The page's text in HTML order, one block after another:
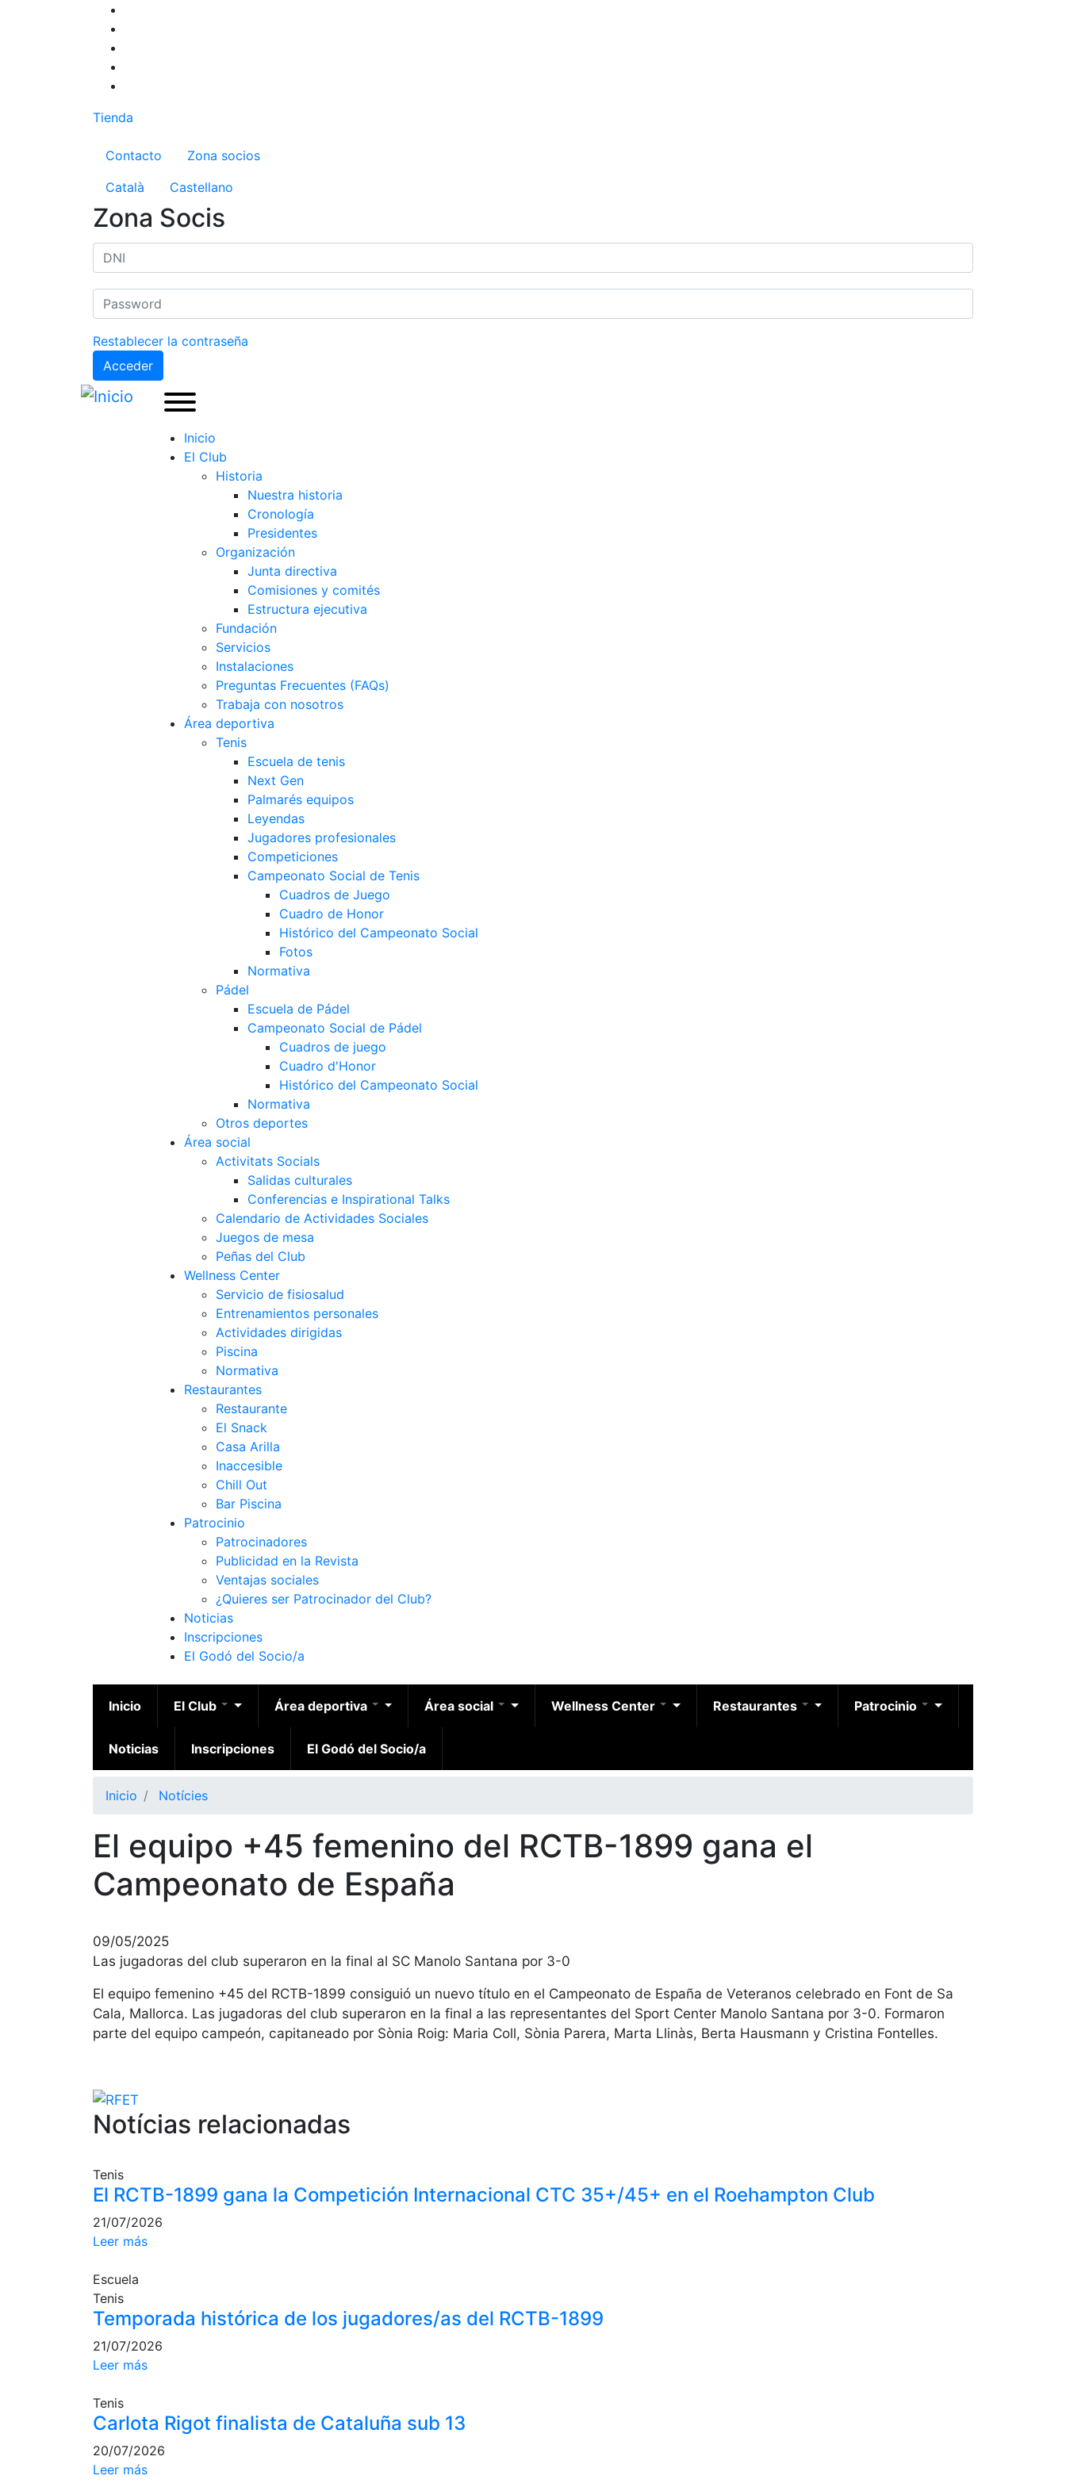
Tienda
Menú del compte d'usuari
Contacto
Zona socios
Català
Castellano
Zona Socis
Restablecer la contraseña
Acceder
Inicio
El Club
Historia
Nuestra historia
Cronología
Presidentes
Organización
Junta directiva
Comisiones y comités
Estructura ejecutiva
Fundación
Servicios
Instalaciones
Preguntas Frecuentes (FAQs)
Trabaja con nosotros
Área deportiva
Tenis
Escuela de tenis
Next Gen
Palmarés equipos
Leyendas
Jugadores profesionales
Competiciones
Campeonato Social de Tenis
Cuadros de Juego
Cuadro de Honor
Histórico del Campeonato Social
Fotos
Normativa
Pádel
Escuela de Pádel
Campeonato Social de Pádel
Cuadros de juego
Cuadro d'Honor
Histórico del Campeonato Social
Normativa
Otros deportes
Área social
Activitats Socials
Salidas culturales
Conferencias e Inspirational Talks
Calendario de Actividades Sociales
Juegos de mesa
Peñas del Club
Wellness Center
Servicio de fisiosalud
Entrenamientos personales
Actividades dirigidas
Piscina
Normativa
Restaurantes
Restaurante
El Snack
Casa Arilla
Inaccesible
Chill Out
Bar Piscina
Patrocinio
Patrocinadores
Publicidad en la Revista
Ventajas sociales
¿Quieres ser Patrocinador del Club?
Noticias
Inscripciones
El Godó del Socio/a
Inicio El Club Área deportiva Área social Wellness Center Restaurantes Patrocinio
Noticias Inscripciones El Godó del Socio/a
Inicio Notícies
El equipo +45 femenino del RCTB-1899 gana el
Campeonato de España
09/05/2025
Las jugadoras del club superaron en la final al SC Manolo Santana por 3-0
El equipo femenino +45 del RCTB-1899 consiguió un nuevo título en el Campeonato de España de Veteranos celebrado en Font de Sa
Cala, Mallorca. Las jugadoras del club superaron en la final a las representantes del Sport Center Manolo Santana por 3-0. Formaron
parte del equipo campeón, capitaneado por Sònia Roig: Maria Coll, Sònia Parera, Marta Llinàs, Berta Hausmann y Cristina Fontelles.
Notícias relacionadas
Tenis
El RCTB-1899 gana la Competición Internacional CTC 35+/45+ en el Roehampton Club
21/07/2026
Leer más
Escuela
Tenis
Temporada histórica de los jugadores/as del RCTB-1899
21/07/2026
Leer más
Tenis
Carlota Rigot finalista de Cataluña sub 13
20/07/2026
Leer más